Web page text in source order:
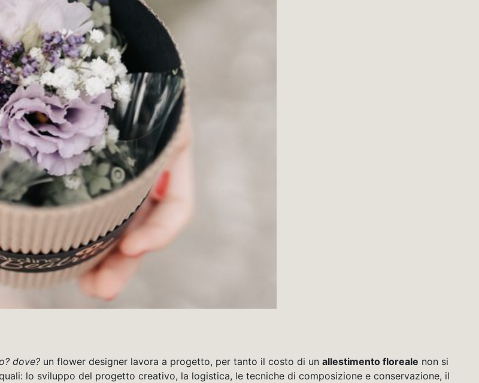
dove? un flower designer lavora a progetto, per tanto il costo di un allestimento floreale non si
lo sviluppo del progetto creativo, la logistica, le tecniche di composizione e conservazione, il